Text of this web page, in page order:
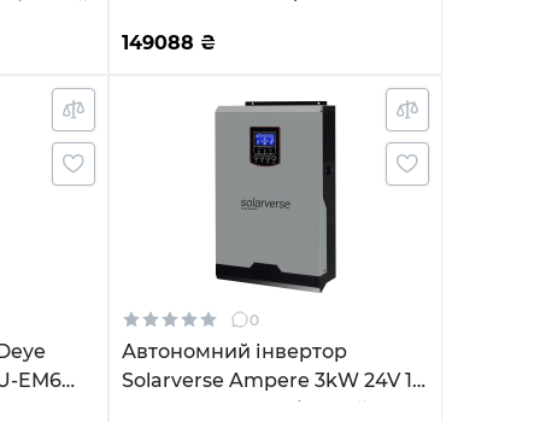
3 MPPT Wi-Fi 220/380V
Трифазний
149088 ₴
EM6
0
Автономний інвертор
Solarverse Ampere 3kW 24V 1
MPPT 220V Однофазний